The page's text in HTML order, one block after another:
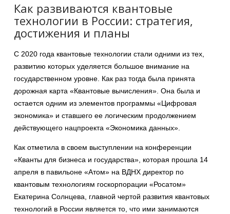
Как развиваются квантовые
технологии в России: стратегия,
достижения и планы
С 2020 года квантовые технологии стали одними из тех,
развитию которых уделяется большое внимание на
государственном уровне. Как раз тогда была принята
дорожная карта «Квантовые вычисления». Она была и
остается одним из элементов программы «Цифровая
экономика» и ставшего ее логическим продолжением
действующего нацпроекта «Экономика данных».
Как отметила в своем выступлении на конференции
«Кванты для бизнеса и государства», которая прошла 14
апреля в павильоне «Атом» на ВДНХ директор по
квантовым технологиям госкорпорации «Росатом»
Екатерина Солнцева, главной чертой развития квантовых
технологий в России является то, что ими занимаются